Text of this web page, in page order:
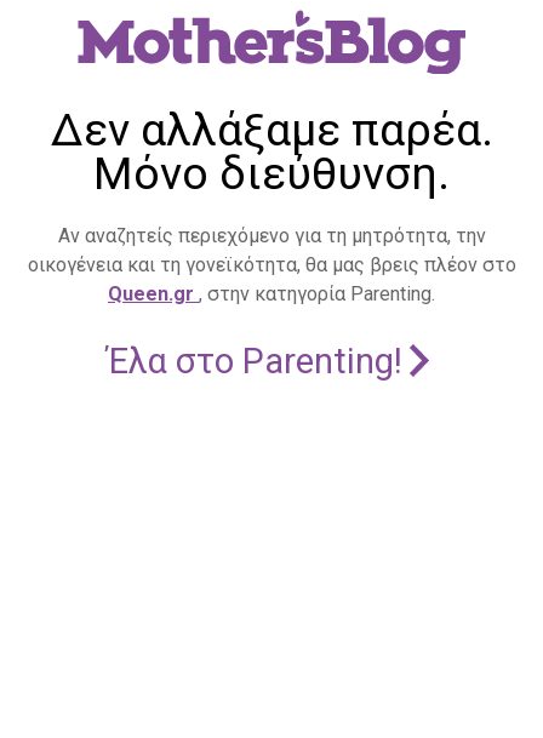
Δεν αλλάξαμε παρέα.
Μόνο διεύθυνση.
Αν αναζητείς περιεχόμενο για τη μητρότητα, την
οικογένεια και τη γονεϊκότητα, θα μας βρεις πλέον στο
Queen.gr , στην κατηγορία Parenting.
Έλα στο Parenting!